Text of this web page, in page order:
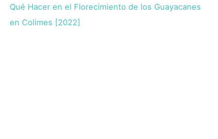
Qué Hacer en el Florecimiento de los Guayacanes
en Colimes [2022]